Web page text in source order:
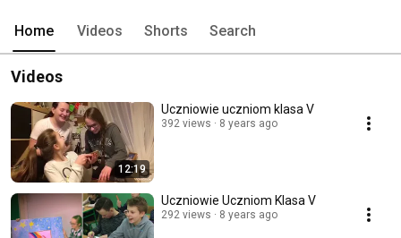
Home Videos Shorts Search
Videos
12:19
Uczniowie uczniom klasa V
392 views 8 years ago
Uczniowie Uczniom Klasa V
292 views 8 years ago